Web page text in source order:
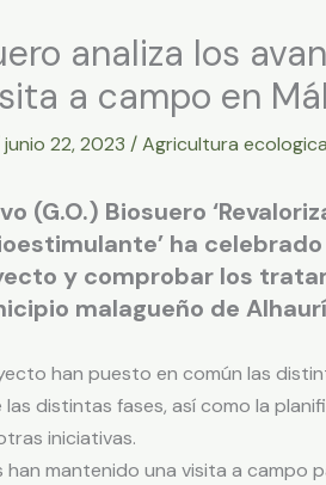
analiza los
a campo en
junio 22, 2023 /Agricultura ecologica
(G.O.) Biosuero
ha
y comprobar los
malagueño de
han puesto en común las
distintas fases, así como la
iniciativas.
han mantenido una visita a